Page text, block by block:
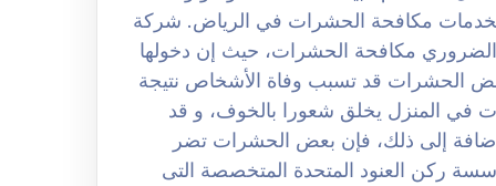
لخدمات مكافحة الحشرات في الرياض. شركة
0508251950 حيث من الضروري مكافحة الحشرات، حيث إن دخولها
الحشرات قد تسبب وفاة الأشخاص نتيجة
في المنزل يخلق شعورا بالخوف، و قد
إلى ذلك، فإن بعض الحشرات تضر
ركن العنود المتحدة المتخصصة التى